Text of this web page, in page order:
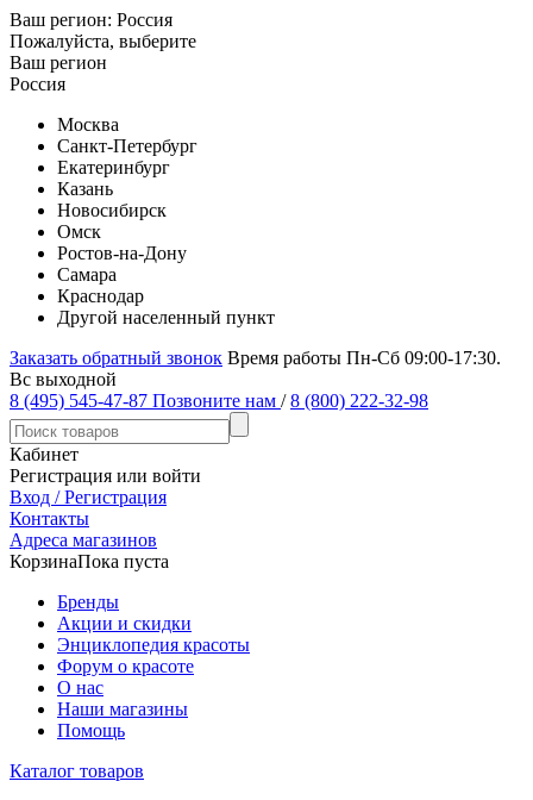
Ваш регион: Россия
Пожалуйста, выберите
Ваш регион
Россия
Москва
Санкт-Петербург
Екатеринбург
Казань
Новосибирск
Омск
Ростов-на-Дону
Самара
Краснодар
Другой населенный пункт
Заказать обратный звонок Время работы Пн-Сб 09:00-17:30.
Вс выходной
8 (495) 545-47-87 Позвоните нам / 8 (800) 222-32-98
Кабинет
Регистрация или войти
Вход / Регистрация
Контакты
Адреса магазинов
КорзинаПока пуста
Бренды
Акции и скидки
Энциклопедия красоты
Форум о красоте
О нас
Наши магазины
Помощь
Каталог товаров